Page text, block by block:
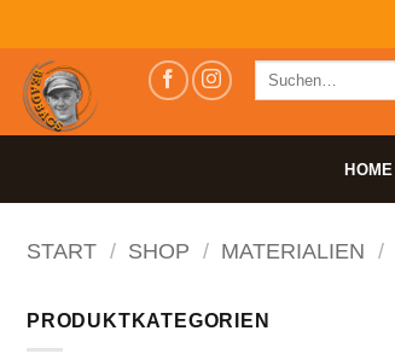
Inhalt
springen
Suchen
HOME
START / SHOP / MATERIALIEN /
PRODUKTKATEGORIEN